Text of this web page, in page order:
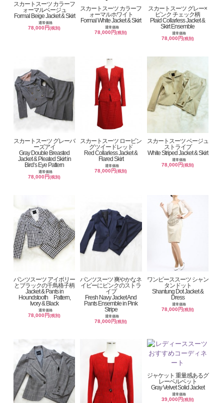
スカートスーツ カラーフ
ォーマルベージュ
Formal Beige Jacket & Skirt
通常価格
78,000円(税別)
スカートスーツ カラーフ
ォーマルホワイト
Formal White Jacket & Skirt
通常価格
78,000円(税別)
スカートスーツ グレー×
ピンク チェック柄
Plaid Collarless Jacket &
Skirt Ensemble
通常価格
78,000円 (税別)
スカートスーツ グレーバ
ーズアイ
Gray Double Breasted
Jacket & Pleated Skirt in
Bird’s Eye Pattern
通常価格
78,000円(税別)
スカートスーツ ロービン
グツイードレッド
Red Collarless Jacket &
Flared Skirt
通常価格
78,000円(税別)
スカートスーツ ベージュ
ストライプ
White Striped Jacket & Skirt
通常価格
78,000円 (税別)
パンツスーツ アイボリー
とブラックの千鳥格子柄
Jacket & Pants in
Houndstooth Pattern,
Ivory & Black
通常価格
78,000円(税別)
パンツスーツ 爽やかなネ
イビーにピンクのストラ
イプ
Fresh Navy Jacket And
Pants Ensemble in Pink
Stripe
通常価格
78,000円(税別)
ワンピーススーツ シャン
タンドット
Shantung Dot Jacket &
Dress
通常価格
78,000円 (税別)
ジャケット 重量感あるグ
レーベルベット
Gray Velvet Solid Jacket
通常価格
39,000円 (税別)